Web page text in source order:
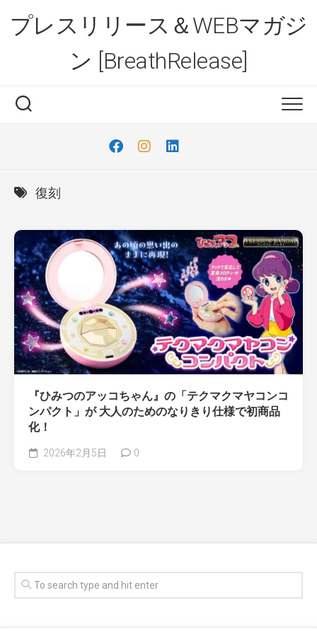
content
プレスリリース＆WEBマガジ
ン [BreathRelease]
復刻
『ひみつのアッコちゃん』の「テクマクマヤコンコ
ンパクト」が 大人のためのなりきり仕様で初商品
化！
2026年2月5日 0